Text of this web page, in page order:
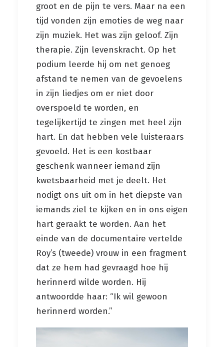
groot en de pijn te vers. Maar na een
tijd vonden zijn emoties de weg naar
zijn muziek. Het was zijn geloof. Zijn
therapie. Zijn levenskracht. Op het
podium leerde hij om net genoeg
afstand te nemen van de gevoelens
in zijn liedjes om er niet door
overspoeld te worden, en
tegelijkertijd te zingen met heel zijn
hart. En dat hebben vele luisteraars
gevoeld. Het is een kostbaar
geschenk wanneer iemand zijn
kwetsbaarheid met je deelt. Het
nodigt ons uit om in het diepste van
iemands ziel te kijken en in ons eigen
hart geraakt te worden. Aan het
einde van de documentaire vertelde
Roy’s (tweede) vrouw in een fragment
dat ze hem had gevraagd hoe hij
herinnerd wilde worden. Hij
antwoordde haar: “Ik wil gewoon
herinnerd worden.”